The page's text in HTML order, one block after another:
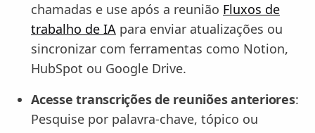
chamadas e use após a reunião Fluxos de
trabalho de IA para enviar atualizações ou
sincronizar com ferramentas como Notion,
HubSpot ou Google Drive.
Acesse transcrições de reuniões anteriores:
Pesquise por palavra-chave, tópico ou